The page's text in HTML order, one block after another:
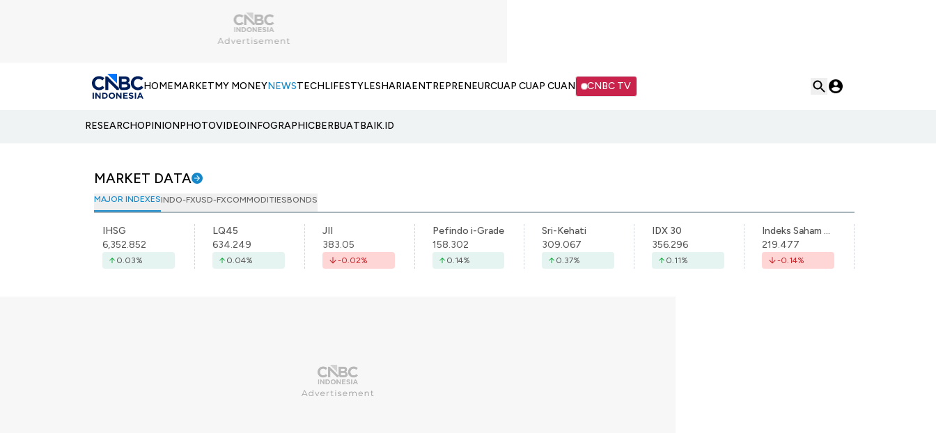
HOMEMARKETMY MONEYNEWSTECHLIFESTYLESHARIAENTREPRENEURCUAP CUAP CUAN CNBC TV
RESEARCHOPINIONPHOTOVIDEOINFOGRAPHICBERBUATBAIK.ID
MARKET DATA
MAJOR INDEXESINDO-FXUSD-FXCOMMODITIESBONDS
IHSG
6,352.852
0.03%
LQ45
634.249
0.04%
JII
383.05
-0.02%
Pefindo i-Grade
158.302
0.14%
Sri-Kehati
309.067
0.37%
IDX 30
356.296
0.11%
Indeks Saham Syariah Indonesia
219.477
-0.14%